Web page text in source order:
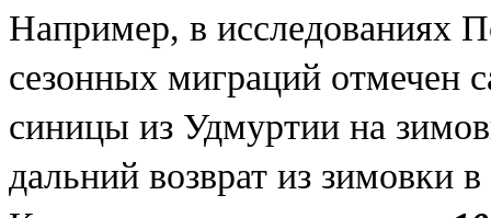
Например, в исследованиях
сезонных миграций отмечен
синицы из Удмуртии на
дальний возврат из зимовки